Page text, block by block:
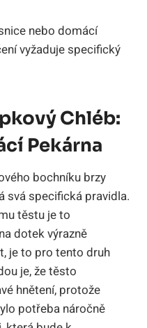
nebo domácí
vyžaduje specifický
Chléb:
Pekárna
bochníku brzy
svá specifická pravidla.
těstu je to
dotek výrazně
je to pro tento druh
je, že těsto
hnětení, protože
potřeba náročně